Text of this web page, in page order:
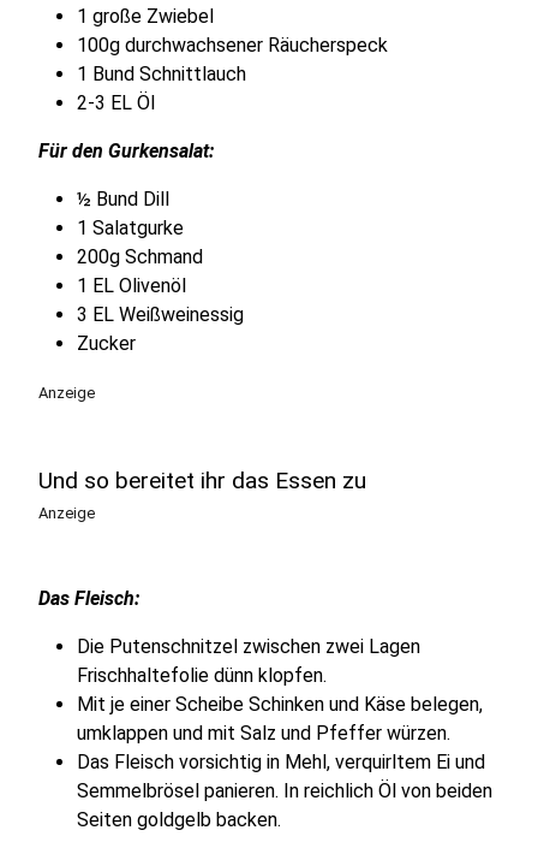
1 große Zwiebel
100g durchwachsener Räucherspeck
1 Bund Schnittlauch
2-3 EL Öl
Für den Gurkensalat:
½ Bund Dill
1 Salatgurke
200g Schmand
1 EL Olivenöl
3 EL Weißweinessig
Zucker
Anzeige
Und so bereitet ihr das Essen zu
Anzeige
Das Fleisch:
Die Putenschnitzel zwischen zwei Lagen
Frischhaltefolie dünn klopfen.
Mit je einer Scheibe Schinken und Käse belegen,
umklappen und mit Salz und Pfeffer würzen.
Das Fleisch vorsichtig in Mehl, verquirltem Ei und
Semmelbrösel panieren. In reichlich Öl von beiden
Seiten goldgelb backen.